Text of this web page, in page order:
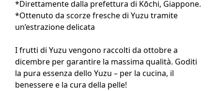
*Direttamente dalla prefettura di Kōchi, Giappone.
*Ottenuto da scorze fresche di Yuzu tramite
un’estrazione delicata
I frutti di Yuzu vengono raccolti da ottobre a
dicembre per garantire la massima qualità. Goditi
la pura essenza dello Yuzu – per la cucina, il
benessere e la cura della pelle!